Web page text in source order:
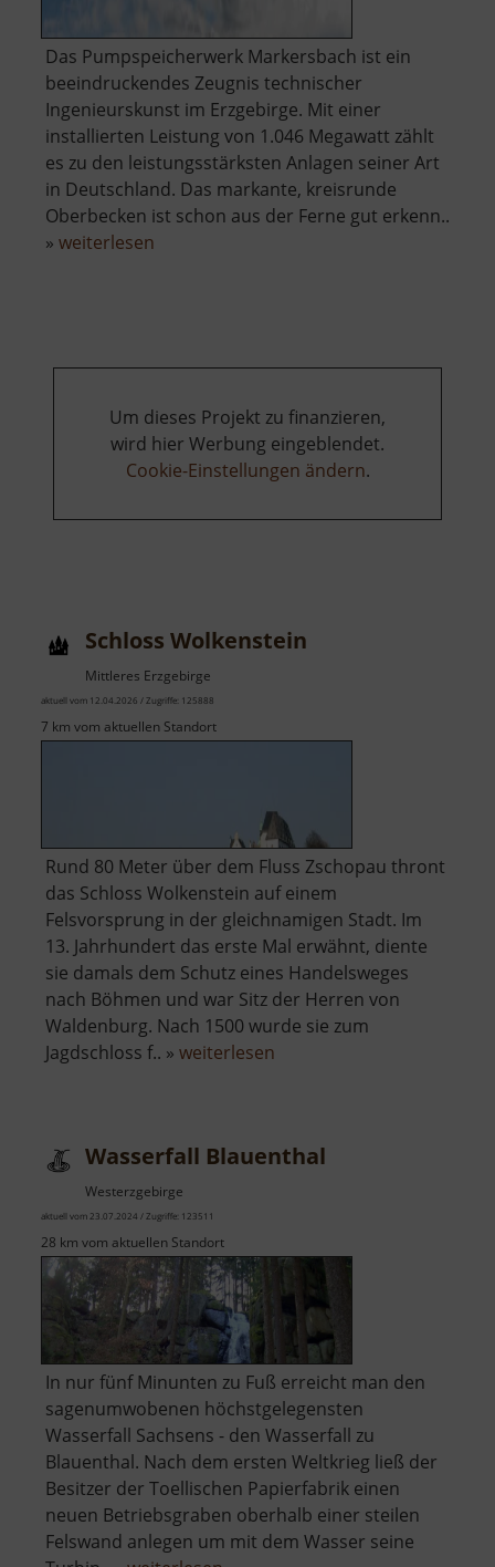
Das Pumpspeicherwerk Markersbach ist ein
beeindruckendes Zeugnis technischer
Ingenieurskunst im Erzgebirge. Mit einer
installierten Leistung von 1.046 Megawatt zählt
es zu den leistungsstärksten Anlagen seiner Art
in Deutschland. Das markante, kreisrunde
Oberbecken ist schon aus der Ferne gut erkenn..
» weiterlesen
Um dieses Projekt zu finanzieren,
wird hier Werbung eingeblendet.
Cookie-Einstellungen ändern.
Schloss Wolkenstein
Mittleres Erzgebirge
aktuell vom 12.04.2026 / Zugriffe: 125888
7 km vom aktuellen Standort
Rund 80 Meter über dem Fluss Zschopau thront
das Schloss Wolkenstein auf einem
Felsvorsprung in der gleichnamigen Stadt. Im
13. Jahrhundert das erste Mal erwähnt, diente
sie damals dem Schutz eines Handelsweges
nach Böhmen und war Sitz der Herren von
Waldenburg. Nach 1500 wurde sie zum
Jagdschloss f.. » weiterlesen
Wasserfall Blauenthal
Westerzgebirge
aktuell vom 23.07.2024 / Zugriffe: 123511
28 km vom aktuellen Standort
In nur fünf Minunten zu Fuß erreicht man den
sagenumwobenen höchstgelegensten
Wasserfall Sachsens - den Wasserfall zu
Blauenthal. Nach dem ersten Weltkrieg ließ der
Besitzer der Toellischen Papierfabrik einen
neuen Betriebsgraben oberhalb einer steilen
Felswand anlegen um mit dem Wasser seine